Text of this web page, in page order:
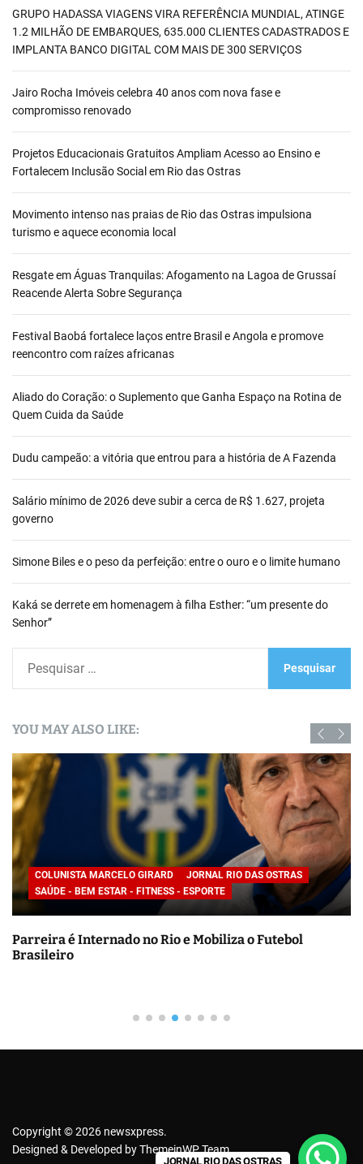
GRUPO HADASSA VIAGENS VIRA REFERÊNCIA MUNDIAL, ATINGE
1.2 MILHÃO DE EMBARQUES, 635.000 CLIENTES CADASTRADOS E
IMPLANTA BANCO DIGITAL COM MAIS DE 300 SERVIÇOS
Jairo Rocha Imóveis celebra 40 anos com nova fase e
compromisso renovado
Projetos Educacionais Gratuitos Ampliam Acesso ao Ensino e
Fortalecem Inclusão Social em Rio das Ostras
Movimento intenso nas praias de Rio das Ostras impulsiona
turismo e aquece economia local
Resgate em Águas Tranquilas: Afogamento na Lagoa de Grussaí
Reacende Alerta Sobre Segurança
Festival Baobá fortalece laços entre Brasil e Angola e promove
reencontro com raízes africanas
Aliado do Coração: o Suplemento que Ganha Espaço na Rotina de
Quem Cuida da Saúde
Dudu campeão: a vitória que entrou para a história de A Fazenda
Salário mínimo de 2026 deve subir a cerca de R$ 1.627, projeta
governo
Simone Biles e o peso da perfeição: entre o ouro e o limite humano
Kaká se derrete em homenagem à filha Esther: “um presente do
Senhor”
u
i
s
a
r
p
o
r
:
YOU MAY ALSO LIKE:
CULTURA JORNAL RIO DAS OSTRAS LITERATURA
Biografia de Noinha do Jongo reforça a preservação da
memória negra e da cultura afro-brasileira no Rio de
Copyright © 2026 newsxpress.
Designed & Developed byThemeinWP Team
JORNAL RIO DAS OSTRAS